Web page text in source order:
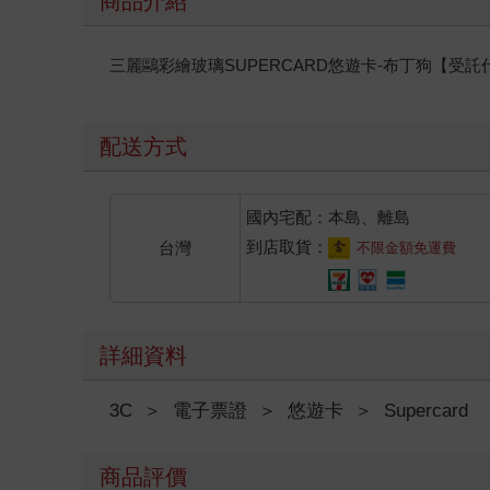
三麗鷗彩繪玻璃SUPERCARD悠遊卡-布丁狗【受託
配送方式
台灣
國內宅配：本島、離島
到店取貨：
不限金額免運費
詳細資料
3C ＞ 電子票證 ＞ 悠遊卡 ＞ Supercard
商品評價